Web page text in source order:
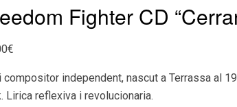
Fighter CD
€
compositor independent, nascut a Terrassa al
Lirica reflexiva i revolucionaria.